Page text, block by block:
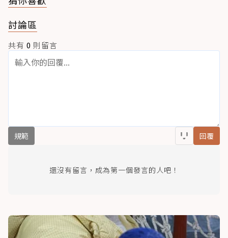
討論區
共有 0 則留言
規範 回覆
還沒有留言，成為第一個發言的人吧！